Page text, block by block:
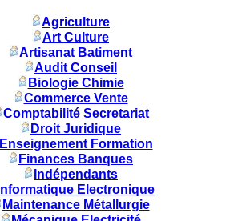
Agriculture
Art Culture
Artisanat Batiment
Audit Conseil
Biologie Chimie
Commerce Vente
Comptabilité Secretariat
Droit Juridique
Enseignement Formation
Finances Banques
Indépendants
Informatique Electronique
Maintenance Métallurgie